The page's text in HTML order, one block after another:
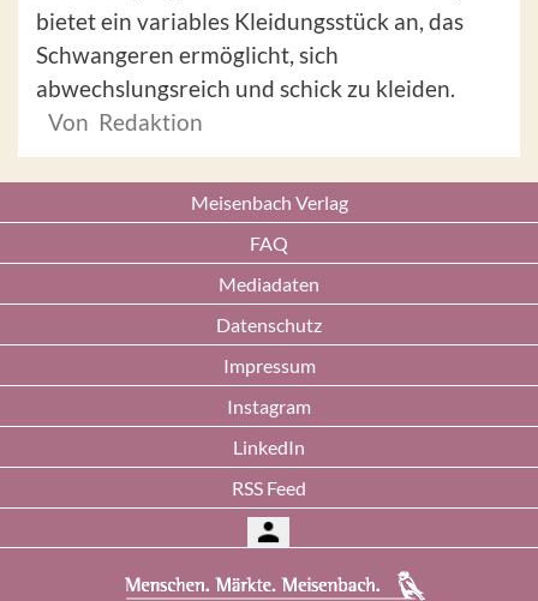
bietet ein variables Kleidungsstück an, das
Schwangeren ermöglicht, sich
abwechslungsreich und schick zu kleiden.
Von Redaktion
Meisenbach Verlag
FAQ
Mediadaten
Datenschutz
Impressum
Instagram
LinkedIn
RSS Feed